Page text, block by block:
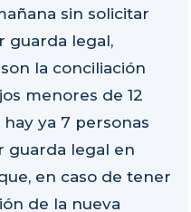
sin solicitar
guarda legal,
la conciliación
menores de 12
ya 7 personas
guarda legal en
en caso de tener
de la nueva